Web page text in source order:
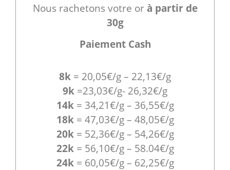
Nous rachetons votre orà partir de
30g
Paiement Cash
8k = 20,05€/g – 22,13€/g
9k =23,03€/g- 26,32€/g
14k = 34,21€/g – 36,55€/g
18k = 47,03€/g – 48,05€/g
20k = 52,36€/g – 54,26€/g
22k= 56,10€/g – 58.04€/g
24k= 60,05€/g – 62,25€/g